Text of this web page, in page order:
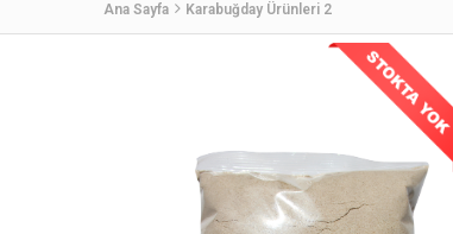
Ana Sayfa Karabuğday Ürünleri 2